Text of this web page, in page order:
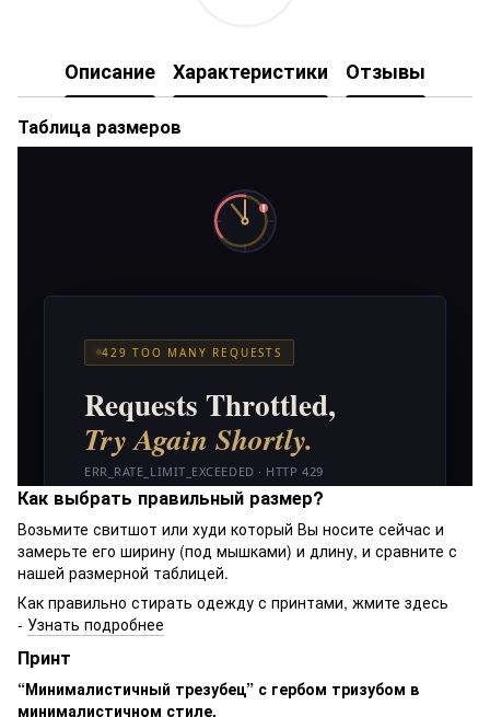
Описание Характеристики Отзывы
Таблица размеров
Как выбрать правильный размер?
Возьмите свитшот или худи который Вы носите сейчас и
замерьте его ширину (под мышками) и длину, и сравните с
нашей размерной таблицей.
Как правильно стирать одежду с принтами, жмите здесь
- Узнать подробнее
Принт
“Минималистичный трезубец” с гербом тризубом в
минималистичном стиле.